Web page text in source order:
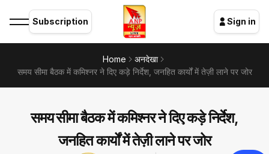
Subscription Sign in
Home
अनदेखा
समय सीमा बैठक में कमिश्नर ने दिए कड़े निर्देश, जनहित कार्यों में तेज़ी लाने पर जोर
समय सीमा बैठक में कमिश्नर ने दिए कड़े निर्देश,
जनहित कार्यों में तेज़ी लाने पर जोर